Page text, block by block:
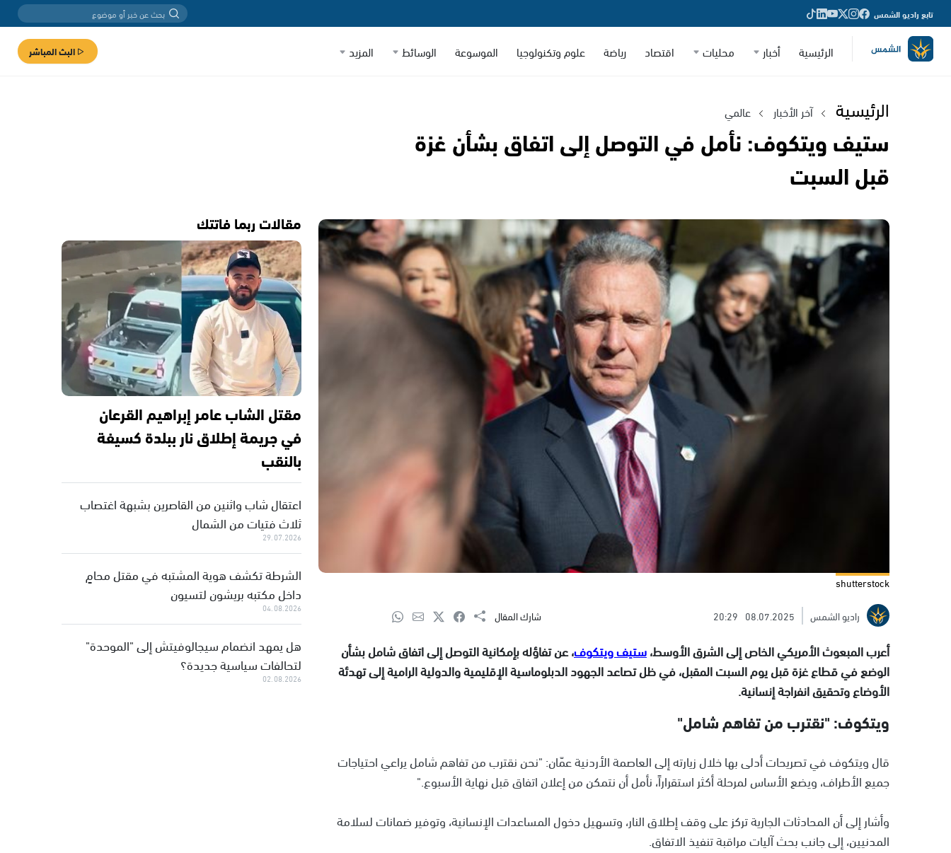
تابع راديو الشمس
الرئيسية أخبار محليات اقتصاد رياضة علوم وتكنولوجيا الموسوعة الوسائط المزيد البث المباشر
الرئيسية آخر الأخبار عالمي
ستيف ويتكوف: نأمل في التوصل إلى اتفاق بشأن غزة
قبل السبت
shutterstock
راديو الشمس
08.07.2025
20:29 شارك المقال
أعرب المبعوث الأمريكي الخاص إلى الشرق الأوسط،ستيف ويتكوف، عن تفاؤله بإمكانية التوصل إلى اتفاق شامل بشأن
الوضع في قطاع غزة قبل يوم السبت المقبل، في ظل تصاعد الجهود الدبلوماسية الإقليمية والدولية الرامية إلى تهدئة
الأوضاع وتحقيق انفراجة إنسانية.
ويتكوف: "نقترب من تفاهم شامل"
قال ويتكوف في تصريحات أدلى بها خلال زيارته إلى العاصمة الأردنية عمّان: "نحن نقترب من تفاهم شامل يراعي احتياجات
جميع الأطراف، ويضع الأساس لمرحلة أكثر استقراراً، نأمل أن نتمكن من إعلان اتفاق قبل نهاية الأسبوع."
وأشار إلى أن المحادثات الجارية تركز على وقف إطلاق النار، وتسهيل دخول المساعدات الإنسانية، وتوفير ضمانات لسلامة
المدنيين، إلى جانب بحث آليات مراقبة تنفيذ الاتفاق.
مقالات ربما فاتتك
مقتل الشاب عامر إبراهيم القرعان
في جريمة إطلاق نار ببلدة كسيفة
بالنقب
اعتقال شاب واثنين من القاصرين بشبهة اغتصاب
ثلاث فتيات من الشمال
29.07.2026
الشرطة تكشف هوية المشتبه في مقتل محامٍ
داخل مكتبه بريشون لتسيون
04.08.2026
هل يمهد انضمام سيجالوفيتش إلى "الموحدة"
لتحالفات سياسية جديدة؟
02.08.2026